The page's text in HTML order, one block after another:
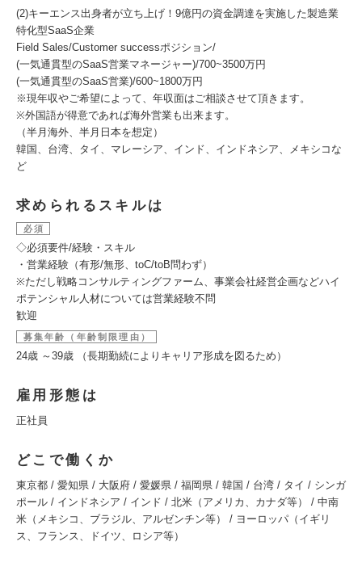
(2)キーエンス出身者が立ち上げ！9億円の資金調達を実施した製造業
特化型SaaS企業
Field Sales/Customer successポジション/
(一気通貫型のSaaS営業マネージャー)/700~3500万円
(一気通貫型のSaaS営業)/600~1800万円
※現年収やご希望によって、年収面はご相談させて頂きます。
※外国語が得意であれば海外営業も出来ます。
（半月海外、半月日本を想定）
韓国、台湾、タイ、マレーシア、インド、インドネシア、メキシコな
ど
求められるスキルは
必須
◇必須要件/経験・スキル
・営業経験（有形/無形、toC/toB問わず）
※ただし戦略コンサルティングファーム、事業会社経営企画などハイ
ポテンシャル人材については営業経験不問
歓迎
募集年齢（年齢制限理由）
24歳 ～39歳 （長期勤続によりキャリア形成を図るため）
雇用形態は
正社員
どこで働くか
東京都 / 愛知県 / 大阪府 / 愛媛県 / 福岡県 / 韓国 / 台湾 / タイ / シンガ
ポール / インドネシア / インド / 北米（アメリカ、カナダ等） / 中南
米（メキシコ、ブラジル、アルゼンチン等） / ヨーロッパ（イギリ
ス、フランス、ドイツ、ロシア等）